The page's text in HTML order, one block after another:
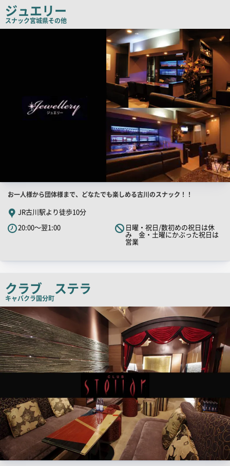
コ
ピ
ジュエリー
スナック宮城県その他
店
店
舗
PR
キ
ピ
ー
お一人様から団体様まで、どなたでも楽しめる古川のスナック！！
JR古川駅より徒歩10分
20:00～翌1:00
日曜・祝日/数初めの祝日は休
み 金・土曜にかぶった祝日は
営業
クラブ ステラ
キャバクラ国分町
店
舗
PR
画
像